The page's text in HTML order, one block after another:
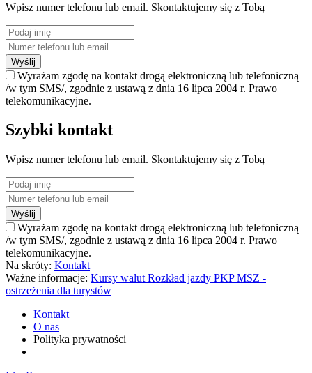
Wpisz numer telefonu lub email. Skontaktujemy się z Tobą
Wyślij
Wyrażam zgodę na kontakt drogą elektroniczną lub telefoniczną
/w tym SMS/, zgodnie z ustawą z dnia 16 lipca 2004 r. Prawo
telekomunikacyjne.
Szybki kontakt
Wpisz numer telefonu lub email. Skontaktujemy się z Tobą
Wyślij
Wyrażam zgodę na kontakt drogą elektroniczną lub telefoniczną
/w tym SMS/, zgodnie z ustawą z dnia 16 lipca 2004 r. Prawo
telekomunikacyjne.
Na skróty: Kontakt
Ważne informacje: Kursy walut Rozkład jazdy PKP MSZ -
ostrzeżenia dla turystów
Kontakt
O nas
Polityka prywatności